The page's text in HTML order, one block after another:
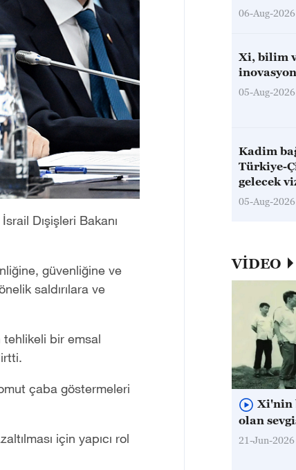
Dışişleri Bakanı
güvenliğine ve
saldırılara ve
‌tehlikeli bir emsal
çaba göstermeleri
için yapıcı rol
06-Aug-2026
Xi, bilim
05-Aug-2026
Kadim
Türkiye-
gelecek
05-Aug-2026
VİDEO
Xi'nin
olan
21-Jun-2026